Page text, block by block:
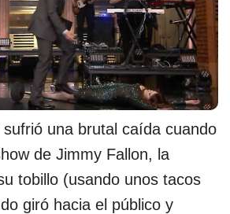
una brutal caída cuando
de Jimmy Fallon, la
tobillo (usando unos tacos
giró hacia el público y